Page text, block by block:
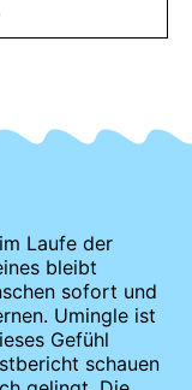
Laufe der
bleibt
sofort und
Umingle ist
Gefühl
schauen